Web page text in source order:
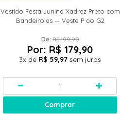
Vestido Festa Junina Xadrez Preto com
Bandeirolas — Veste P ao G2
De: R$ 199,90
Por: R$ 179,90
3x de R$ 59,97 sem juros
Comprar